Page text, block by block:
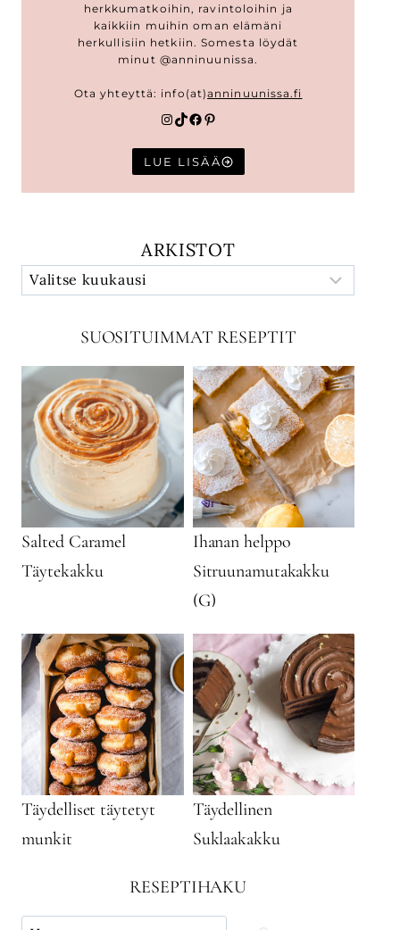
herkkumatkoihin, ravintoloihin ja
kaikkiin muihin oman elämäni
herkullisiin hetkiin. Somesta löydät
minut @anninuunissa.
Ota yhteyttä: info(at)anninuunissa.fi
Instagram
TikTok
Facebook
Pinterest
LUE LISÄÄ
ARKISTOT
SUOSITUIMMAT RESEPTIT
Salted Caramel
Täytekakku
Ihanan helppo
Sitruunamutakakku
(G)
Täydelliset täytetyt
munkit
Täydellinen
Suklaakakku
RESEPTIHAKU
Käytä